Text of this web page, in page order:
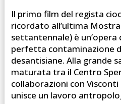
Il primo film del regista
ricordato all’ultima
settantennale) è un’opera
perfetta contaminazione
desantisiane. Alla grande
maturata tra il Centro
collaborazioni con
unisce un lavoro